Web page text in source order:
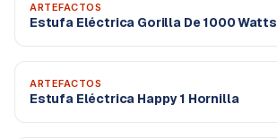
ARTEFACTOS
Estufa Eléctrica Gorilla De 1000 Watts
ARTEFACTOS
Estufa Eléctrica Happy 1 Hornilla